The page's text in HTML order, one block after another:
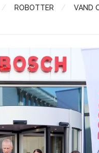
ROBOTTER VAND